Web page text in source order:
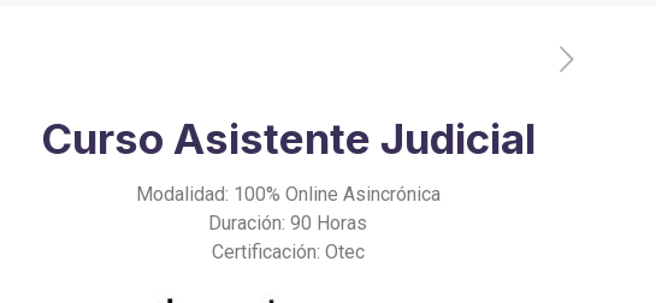
Curso Asistente Judicial
Modalidad: 100% Online Asincrónica
Duración: 90 Horas
Certificación: Otec